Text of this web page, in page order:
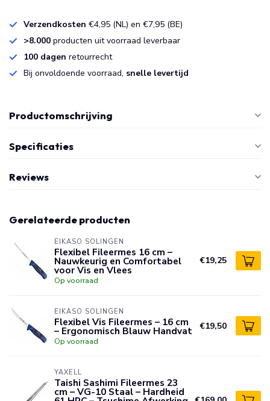
Verzendkosten €4,95 (NL) en €7,95 (BE)
>8.000 producten uit voorraad leverbaar
100 dagen retourrecht
Bij onvoldoende voorraad, snelle levertijd
Productomschrijving
Specificaties
Reviews
Gerelateerde producten
EIKASO SOLINGEN
Flexibel Fileermes 16 cm –
Nauwkeurig en Comfortabel
voor Vis en Vlees
Op voorraad
€19,25
EIKASO SOLINGEN
Flexibel Vis Fileermes – 16 cm
– Ergonomisch Blauw Handvat
Op voorraad
€19,50
YAXELL
Taishi Sashimi Fileermes 23
cm – VG-10 Staal – Hardheid